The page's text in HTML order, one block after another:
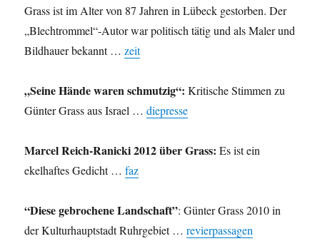
Grass ist im Alter von 87 Jahren in Lübeck gestorben. Der
„Blechtrommel“-Autor war politisch tätig und als Maler und
Bildhauer bekannt …zeit
„Seine Hände waren schmutzig“: Kritische Stimmen zu
Günter Grass aus Israel …diepresse
Marcel Reich-Ranicki 2012 über Grass: Es ist ein
ekelhaftes Gedicht …faz
“Diese gebrochene Landschaft”: Günter Grass 2010 in
der Kulturhauptstadt Ruhrgebiet …revierpassagen